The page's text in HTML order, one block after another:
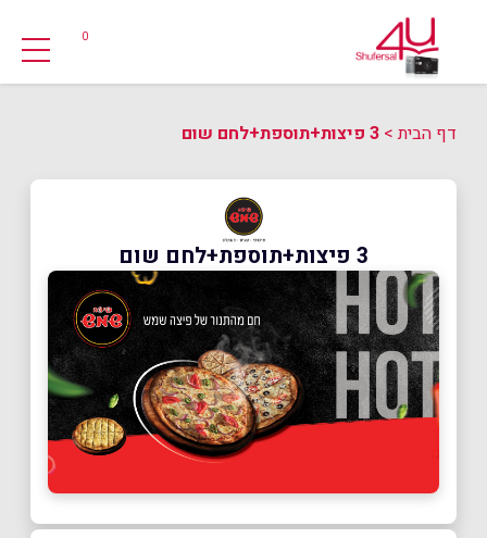
0
דף הבית> 3 פיצות+תוספת+לחם שום
3 פיצות+תוספת+לחם שום